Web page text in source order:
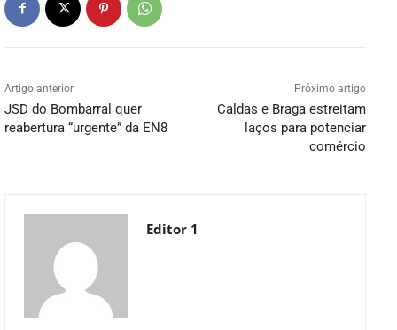
Artigo anterior
JSD do Bombarral quer
reabertura “urgente” da EN8
Próximo artigo
Caldas e Braga estreitam
laços para potenciar
comércio
Editor 1